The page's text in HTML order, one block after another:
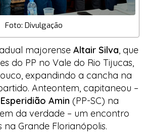
Foto: Divulgação
majorense Altair Silva, que
do PP no Vale do Rio Tijucas,
expandindo a cancha na
Anteontem, capitaneou –
Esperidião Amin (PP-SC) na
da verdade – um encontro
na Grande Florianópolis.